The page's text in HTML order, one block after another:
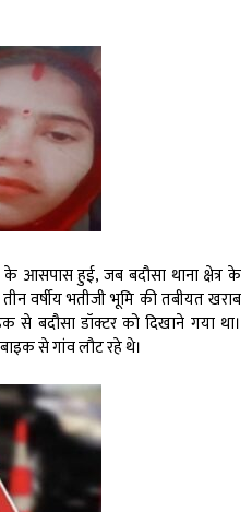
आसपास हुई, जब बदौसा थाना क्षेत्र के
वर्षीय भतीजी भूमि की तबीयत खराब
से बदौसा डॉक्टर को दिखाने गया था।
से गांव लौट रहे थे।